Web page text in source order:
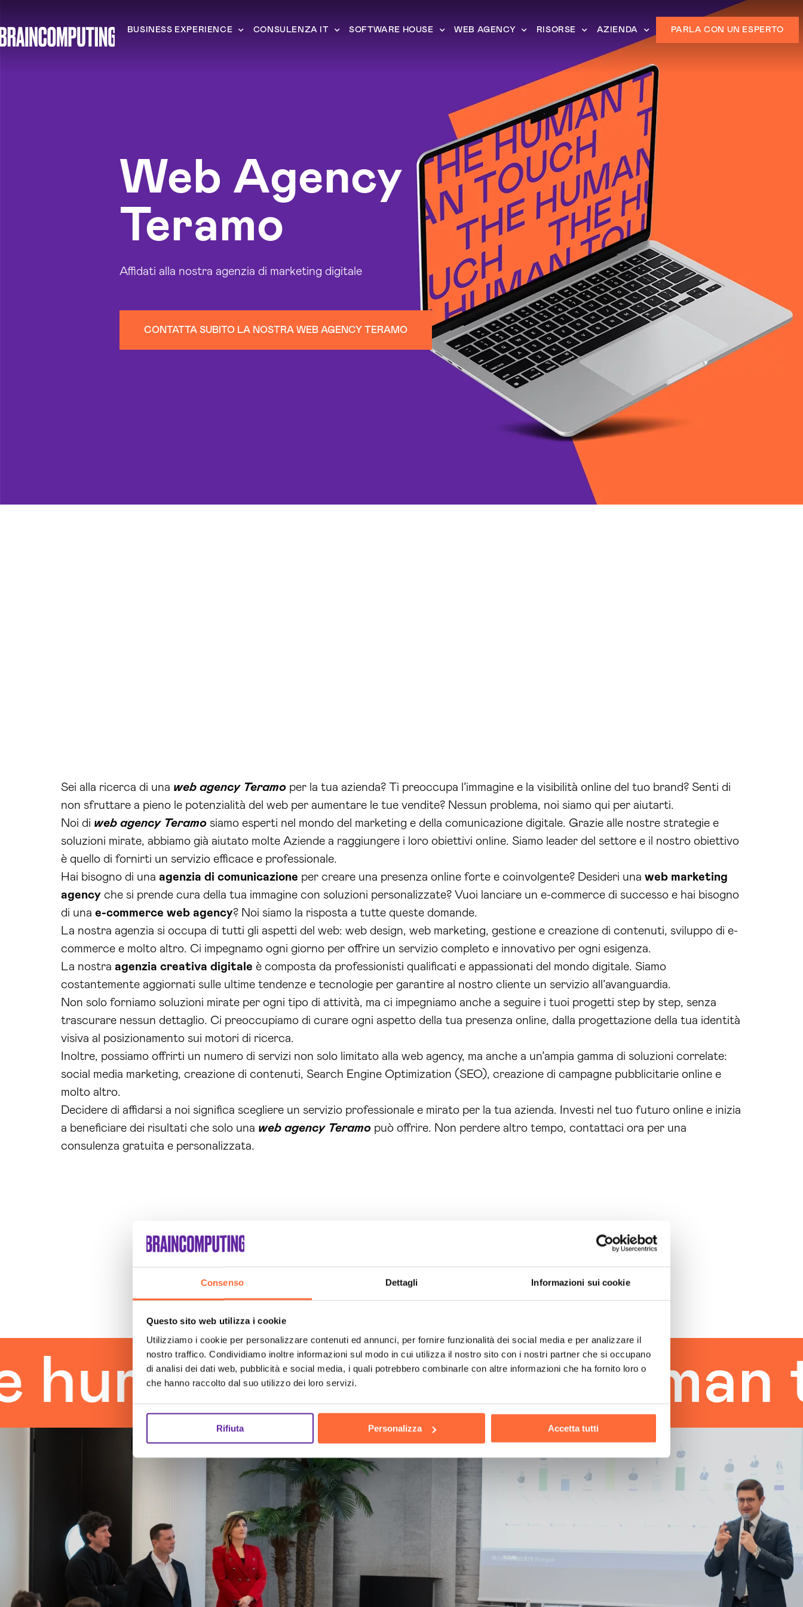
Consenso Dettagli Informazioni sui cookie
Questo sito web utilizza i cookie
Utilizziamo i cookie per personalizzare contenuti ed annunci, per fornire funzionalità dei social media e per analizzare il
nostro traffico. Condividiamo inoltre informazioni sul modo in cui utilizza il nostro sito con i nostri partner che si occupano
di analisi dei dati web, pubblicità e social media, i quali potrebbero combinarle con altre informazioni che ha fornito loro o
che hanno raccolto dal suo utilizzo dei loro servizi.
Rifiuta Personalizza Accetta tutti
BUSINESS EXPERIENCE CONSULENZA IT SOFTWARE HOUSE WEB AGENCY RISORSE AZIENDA PARLA CON UN ESPERTO
Web Agency
Teramo
Affidati alla nostra agenzia di marketing digitale
CONTATTA SUBITO LA NOSTRA WEB AGENCY TERAMO
Sei alla ricerca di una web agency Teramo per la tua azienda? Ti preoccupa l’immagine e la visibilità online del tuo brand? Senti di
non sfruttare a pieno le potenzialità del web per aumentare le tue vendite? Nessun problema, noi siamo qui per aiutarti.
Noi di web agency Teramo siamo esperti nel mondo del marketing e della comunicazione digitale. Grazie alle nostre strategie e
soluzioni mirate, abbiamo già aiutato molte Aziende a raggiungere i loro obiettivi online. Siamo leader del settore e il nostro obiettivo
è quello di fornirti un servizio efficace e professionale.
Hai bisogno di una agenzia di comunicazione per creare una presenza online forte e coinvolgente? Desideri una web marketing
agency che si prende cura della tua immagine con soluzioni personalizzate? Vuoi lanciare un e-commerce di successo e hai bisogno
di una e-commerce web agency? Noi siamo la risposta a tutte queste domande.
La nostra agenzia si occupa di tutti gli aspetti del web: web design, web marketing, gestione e creazione di contenuti, sviluppo di e-
commerce e molto altro. Ci impegnamo ogni giorno per offrire un servizio completo e innovativo per ogni esigenza.
La nostra agenzia creativa digitale è composta da professionisti qualificati e appassionati del mondo digitale. Siamo
costantemente aggiornati sulle ultime tendenze e tecnologie per garantire al nostro cliente un servizio all’avanguardia.
Non solo forniamo soluzioni mirate per ogni tipo di attività, ma ci impegniamo anche a seguire i tuoi progetti step by step, senza
trascurare nessun dettaglio. Ci preoccupiamo di curare ogni aspetto della tua presenza online, dalla progettazione della tua identità
visiva al posizionamento sui motori di ricerca.
Inoltre, possiamo offrirti un numero di servizi non solo limitato alla web agency, ma anche a un’ampia gamma di soluzioni correlate:
social media marketing, creazione di contenuti, Search Engine Optimization (SEO), creazione di campagne pubblicitarie online e
molto altro.
Decidere di affidarsi a noi significa scegliere un servizio professionale e mirato per la tua azienda. Investi nel tuo futuro online e inizia
a beneficiare dei risultati che solo una web agency Teramo può offrire. Non perdere altro tempo, contattaci ora per una
consulenza gratuita e personalizzata.
touch the human